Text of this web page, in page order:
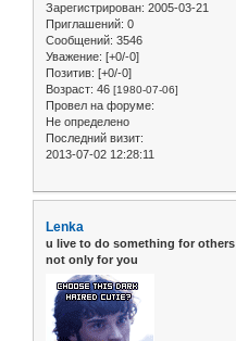
Зарегистрирован: 2005-03-21
Приглашений: 0
Сообщений: 3546
Уважение: [+0/-0]
Позитив: [+0/-0]
Возраст: 46 [1980-07-06]
Провел на форуме:
Не определено
Последний визит:
2013-07-02 12:28:11
Lenka
u live to do something for others
not only for you